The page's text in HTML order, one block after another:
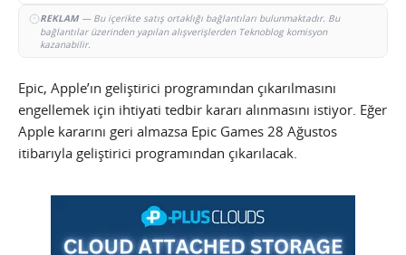
REKLAM— Bu içerikte satış ortaklığı bağlantıları bulunmaktadır. Bu
bağlantılar üzerinden yapılan alışverişlerden Teknoblog komisyon
kazanabilir.
Epic, Apple’ın geliştirici programından çıkarılmasını
engellemek için ihtiyati tedbir kararı alınmasını istiyor. Eğer
Apple kararını geri almazsa Epic Games 28 Ağustos
itibarıyla geliştirici programından çıkarılacak.